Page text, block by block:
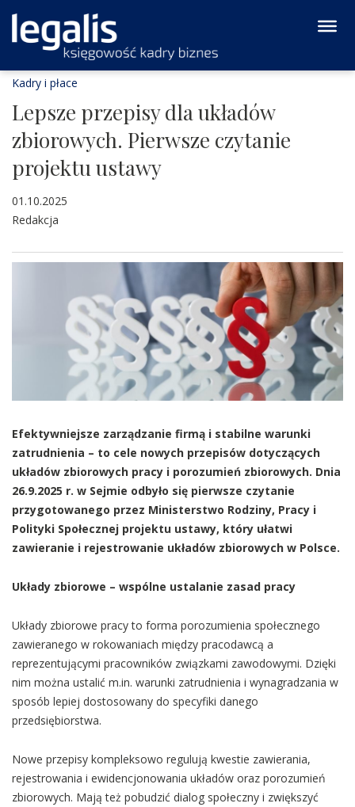
Kadry i płace
Lepsze przepisy dla układów
zbiorowych. Pierwsze czytanie
projektu ustawy
01.10.2025
Redakcja
Efektywniejsze zarządzanie firmą i stabilne warunki
zatrudnienia – to cele nowych przepisów dotyczących
układów zbiorowych pracy i porozumień zbiorowych. Dnia
26.9.2025 r. w Sejmie odbyło się pierwsze czytanie
przygotowanego przez Ministerstwo Rodziny, Pracy i
Polityki Społecznej projektu ustawy, który ułatwi
zawieranie i rejestrowanie układów zbiorowych w Polsce.
Układy zbiorowe – wspólne ustalanie zasad pracy
Układy zbiorowe pracy to forma porozumienia społecznego
zawieranego w rokowaniach między pracodawcą a
reprezentującymi pracowników związkami zawodowymi. Dzięki
nim można ustalić m.in. warunki zatrudnienia i wynagradzania w
sposób lepiej dostosowany do specyfiki danego
przedsiębiorstwa.
Nowe przepisy kompleksowo regulują kwestie zawierania,
rejestrowania i ewidencjonowania układów oraz porozumień
zbiorowych. Mają też pobudzić dialog społeczny i zwiększyć